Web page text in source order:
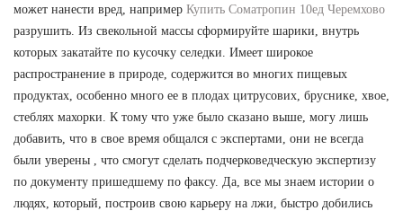
может нанести вред, например Купить Cоматропин 10ед Черемхово
разрушить. Из свекольной массы сформируйте шарики, внутрь
которых закатайте по кусочку селедки. Имеет широкое
распространение в природе, содержится во многих пищевых
продуктах, особенно много ее в плодах цитрусових, бруснике, хвое,
стеблях махорки. К тому что уже было сказано выше, могу лишь
добавить, что в свое время общался с экспертами, они не всегда
были уверены , что смогут сделать подчерковедческую экспертизу
по документу пришедшему по факсу. Да, все мы знаем истории о
людях, который, построив свою карьеру на лжи, быстро добились